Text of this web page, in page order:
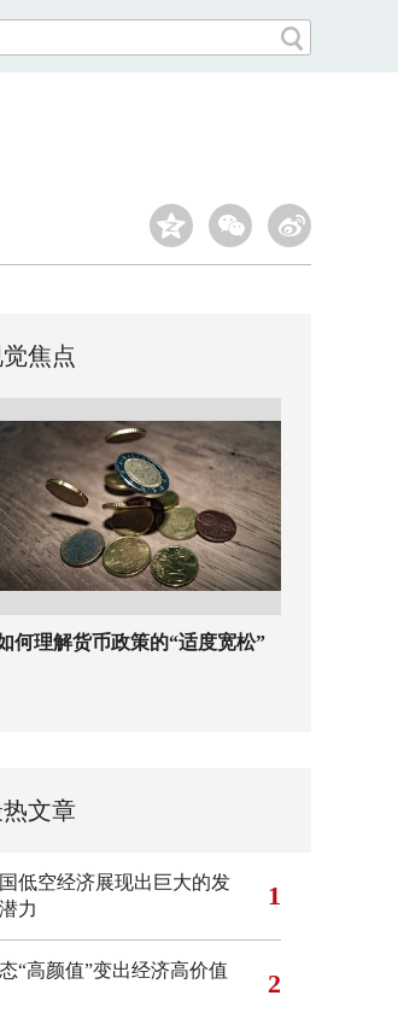
焦点
何理解货币政策的“适度宽松”
文章
低空经济展现出巨大的发
力
1
“高颜值”变出经济高价值 2